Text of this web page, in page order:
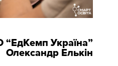
“ЕдКемп Україна”
Олександр Елькін